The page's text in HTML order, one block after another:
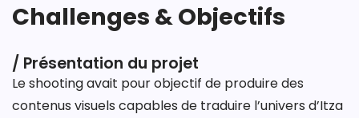
Challenges & Objectifs
/ Présentation du projet
Le shooting avait pour objectif de produire des
contenus visuels capables de traduire l’univers d’Itza